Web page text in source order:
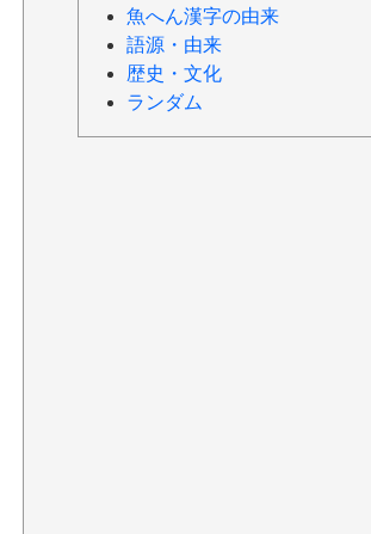
魚へん漢字の由来
語源・由来
歴史・文化
ランダム